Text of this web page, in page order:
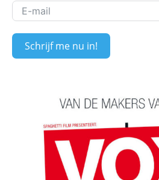
Schrijf me nu in!